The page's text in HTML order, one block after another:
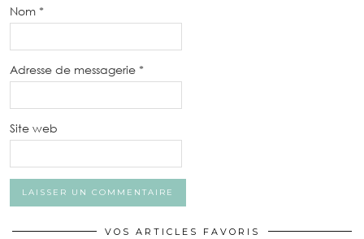
Nom *
Adresse de messagerie *
Site web
VOS ARTICLES FAVORIS